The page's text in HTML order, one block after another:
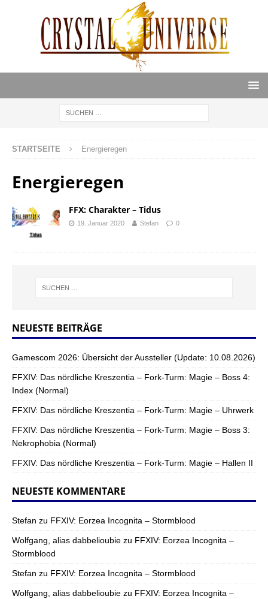
STARTSEITE Energieregen
Energieregen
FFX: Charakter – Tidus
19. Januar 2020 Stefan 0
NEUESTE BEITRÄGE
Gamescom 2026: Übersicht der Aussteller (Update: 10.08.2026)
FFXIV: Das nördliche Kreszentia – Fork-Turm: Magie – Boss 4:
Index (Normal)
FFXIV: Das nördliche Kreszentia – Fork-Turm: Magie – Uhrwerk
FFXIV: Das nördliche Kreszentia – Fork-Turm: Magie – Boss 3:
Nekrophobia (Normal)
FFXIV: Das nördliche Kreszentia – Fork-Turm: Magie – Hallen II
NEUESTE KOMMENTARE
Stefan zu FFXIV: Eorzea Incognita – Stormblood
Wolfgang, alias dabbelioubie zu FFXIV: Eorzea Incognita –
Stormblood
Stefan zu FFXIV: Eorzea Incognita – Stormblood
Wolfgang, alias dabbelioubie zu FFXIV: Eorzea Incognita –